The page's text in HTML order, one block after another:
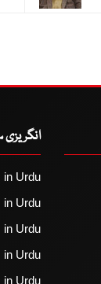
in Urdu
in Urdu
in Urdu
in Urdu
in Urdu